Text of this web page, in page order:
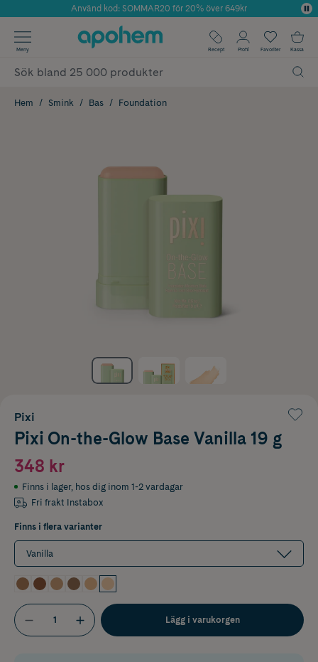
Årets Butik 2025 inom Skönhet
Använd kod: SOMMAR20 för 20% över 649kr
✓ Fri frakt
✓ Poäng på alla köp*
Meny Recept Profil Favoriter Kassa
Hem Smink Bas Foundation
Pixi
Pixi On-the-Glow Base Vanilla 19 g
348 kr
Finns i lager, hos dig inom 1-2 vardagar
Fri frakt Instabox
Finns i flera varianter
Vanilla
Lägg i varukorgen